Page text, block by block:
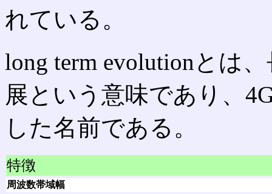
れている。
long term evolutionとは
展という意味であり、
した名前である。
特徴
周波数帯域幅